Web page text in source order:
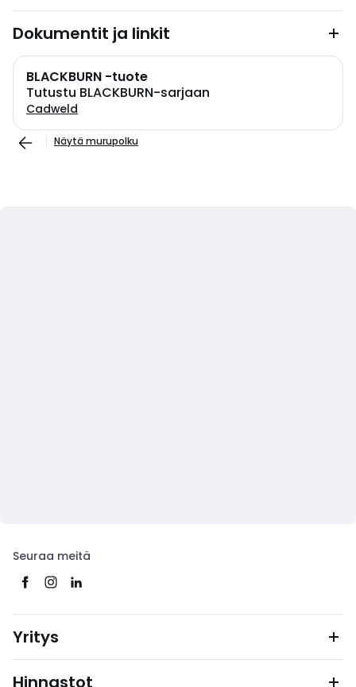
Dokumentit ja linkit
BLACKBURN -tuote
Tutustu BLACKBURN-sarjaan
Cadweld
Näytä murupolku
Seuraa meitä
Yritys
Hinnastot